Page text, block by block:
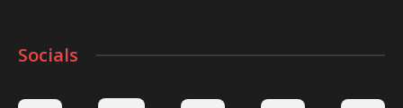
Socials